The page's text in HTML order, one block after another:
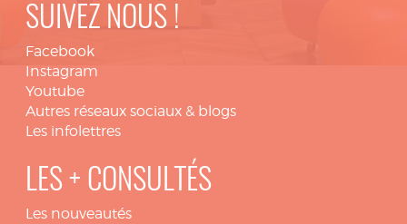
SUIVEZ NOUS !
Facebook
Instagram
Youtube
Autres réseaux sociaux & blogs
Les infolettres
LES + CONSULTÉS
Les nouveautés